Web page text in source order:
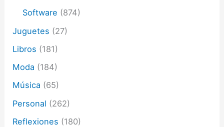
Software (874)
Juguetes (27)
Libros (181)
Moda (184)
Música (65)
Personal (262)
Reflexiones (180)